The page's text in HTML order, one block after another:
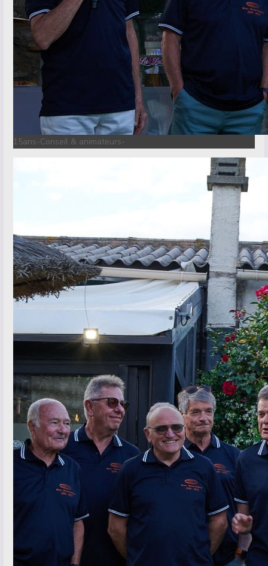
15ans-Conseil & animateurs-